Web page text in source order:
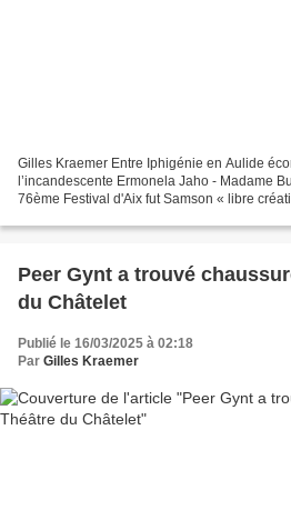
Gilles Kraemer Entre Iphigénie en Aulide
l’incandescente Ermonela Jaho - Madame
76ème Festival d'Aix fut Samson « libre
Peer Gynt a trouvé
du Châtelet
Publié le 16/03/2025 à 02:18
Par Gilles Kraemer